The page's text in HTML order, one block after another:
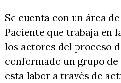
Se cuenta con un área
Paciente que trabaja en
los actores del proceso
conformado un grupo
esta labor a través de